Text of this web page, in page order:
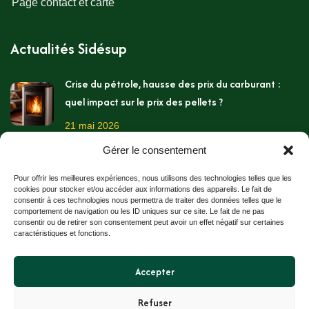
Gérer le consentement
Pour offrir les meilleures expériences, nous utilisons des technologies telles que les
cookies pour stocker et/ou accéder aux informations des appareils. Le fait de
consentir à ces technologies nous permettra de traiter des données telles que le
comportement de navigation ou les ID uniques sur ce site. Le fait de ne pas
consentir ou de retirer son consentement peut avoir un effet négatif sur certaines
caractéristiques et fonctions.
Accepter
Refuser
Actualités Sidésup
Crise du pétrole, hausse des prix du carburant :
quel impact sur le prix des pellets ?
21 mai 2026
Les températures montent, c’est pourtant le
moment de préparer l’hiver !
11 mai 2026
Stockage des granulés bois chez soi